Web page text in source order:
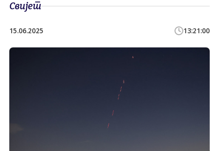
Свијет
15.06.2025 13:21:00